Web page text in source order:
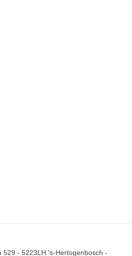
529 - 5223LH 's-Hertogenbosch -